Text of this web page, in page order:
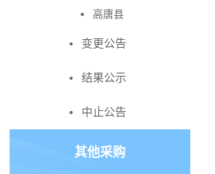
高唐县
变更公告
结果公示
中止公告
其他采购